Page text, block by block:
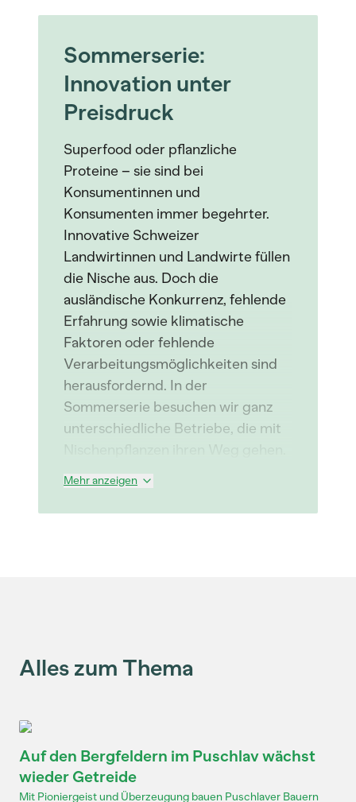
Sommerserie:
Innovation unter
Preisdruck
Superfood oder pflanzliche
Proteine – sie sind bei
Konsumentinnen und
Konsumenten immer begehrter.
Innovative Schweizer
Landwirtinnen und Landwirte füllen
die Nische aus. Doch die
ausländische Konkurrenz, fehlende
Erfahrung sowie klimatische
Faktoren oder fehlende
Verarbeitungsmöglichkeiten sind
herausfordernd. In der
Sommerserie besuchen wir ganz
unterschiedliche Betriebe, die mit
Mehr anzeigen
Alles zum Thema
Auf den Bergfeldern im Puschlav wächst
wieder Getreide
Mit Pioniergeist und Überzeugung bauen Puschlaver Bauern